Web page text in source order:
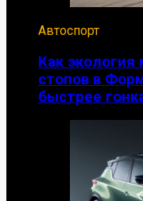
Автоспорт
Как экология
стопов в
быстрее